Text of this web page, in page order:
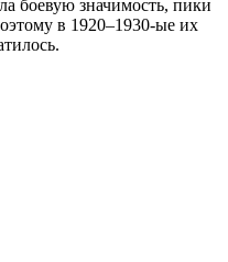
боевую значимость, пики
в 1920–1930-ые их